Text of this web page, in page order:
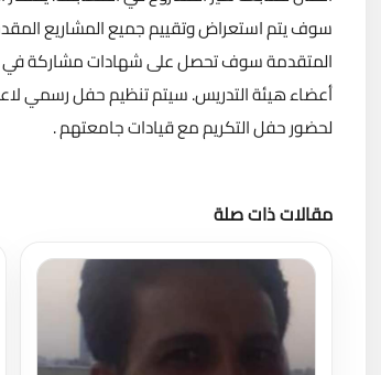
سوف يتم استعراض وتقييم جميع المشاريع
المتقدمة سوف تحصل على شهادات مشاركة في
أعضاء هيئة التدريس. سيتم تنظيم حفل رسمي
لحضور حفل التكريم مع قيادات جامعتهم .
مقالات ذات صلة